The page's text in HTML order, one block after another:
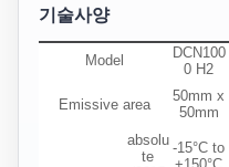
기술사양
Model
DCN100
0 H2
Emissive area
50mm x
50mm
absolu
te
-15°C to